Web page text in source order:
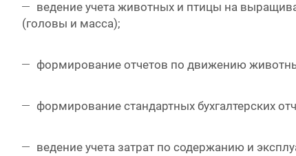
ведение учета животных и птицы на
(головы и масса);
формирование отчетов по движению
формирование стандартных бухгалтерских
ведение учета затрат по содержанию и